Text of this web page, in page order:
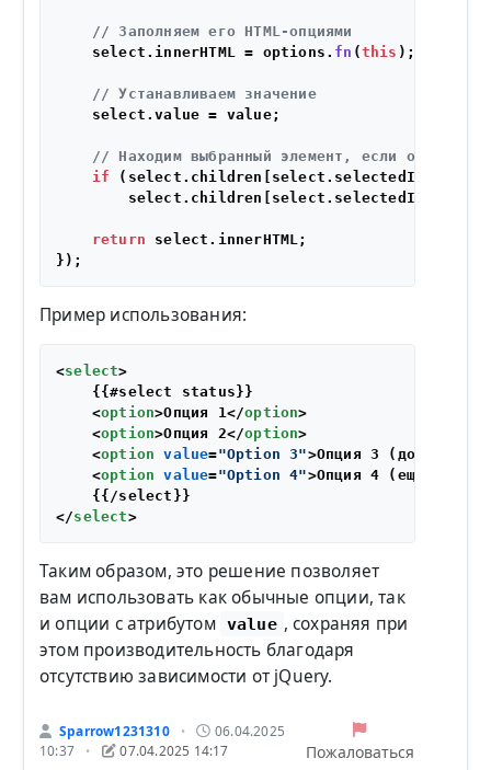
// Заполняем его HTML-опциями
    select.
innerHTML = options. fn (this );
// Устанавливаем значение
    select.
value = value;
// Находим выбранный элемент, если он
if (select. children [select. selectedIndex
        select.
children [select. selectedIndex
return select. innerHTML;
Пример использования:
<select>
    {{#select status}}
<option>Опция 1</option>
<option>Опция 2</option>
<option value="Option 3">Опция 3
<option value="Option 4">Опция 4 (ещё
</select>
Таким образом, это решение позволяет
вам использовать как обычные опции, так
и опции с атрибутом value , сохраняя при
этом производительность благодаря
отсутствию зависимости от jQuery.
Sparrow1231310 •
06.04.2025
10:37
• 07.04.2025 14:17 Пожаловаться